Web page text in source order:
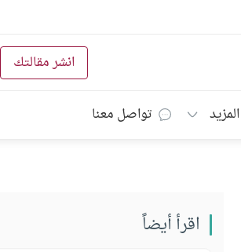
انشر مقالتك
المزيد تواصل معنا
اقرأ أيضاً